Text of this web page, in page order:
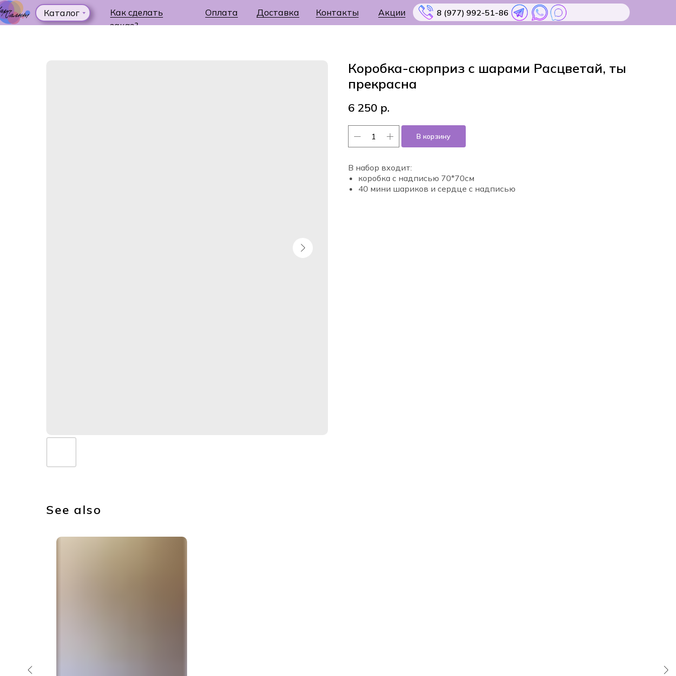
Доставка
Как сделать
заказ?
Оплата Акции
Контакты 8 (977) 992-51-86
Каталог
Коробка-сюрприз с шарами Расцветай, ты
прекрасна
6 250 р.
В корзину
В набор входит:
коробка с надписью 70*70см
40 мини шариков и сердце с надписью
See also